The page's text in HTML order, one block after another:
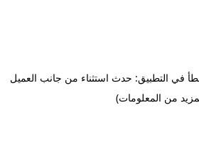
في التطبيق: حدث استثناء من جانب العميل
من المعلومات)